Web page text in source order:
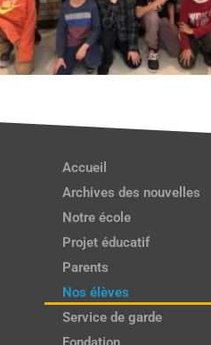
Accueil
Archives des nouvelles
Notre école
Projet éducatif
Parents
Nos élèves
Service de garde